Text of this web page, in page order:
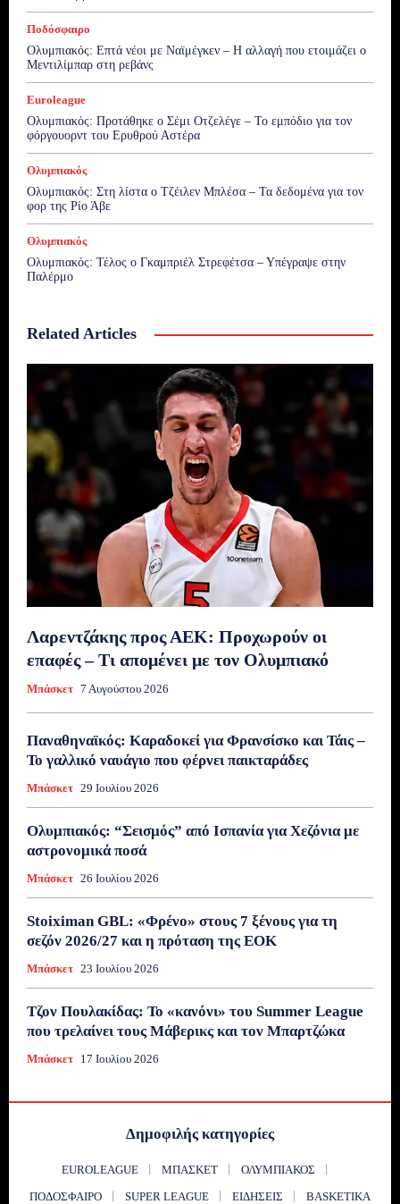
Ποδόσφαιρο
Ολυμπιακός: Επτά νέοι με Ναϊμέγκεν – Η αλλαγή που ετοιμάζει ο
Μεντιλίμπαρ στη ρεβάνς
Euroleague
Ολυμπιακός: Προτάθηκε ο Σέμι Οτζελέγε – Το εμπόδιο για τον
φόργουορντ του Ερυθρού Αστέρα
Ολυμπιακός
Ολυμπιακός: Στη λίστα ο Τζέιλεν Μπλέσα – Τα δεδομένα για τον
φορ της Ρίο Άβε
Ολυμπιακός
Ολυμπιακός: Τέλος ο Γκαμπριέλ Στρεφέτσα – Υπέγραψε στην
Παλέρμο
Related Articles
Λαρεντζάκης προς ΑΕΚ: Προχωρούν οι
επαφές – Τι απομένει με τον Ολυμπιακό
Μπάσκετ 7 Αυγούστου 2026
Παναθηναϊκός: Καραδοκεί για Φρανσίσκο και Τάις –
Το γαλλικό ναυάγιο που φέρνει παικταράδες
Μπάσκετ 29 Ιουλίου 2026
Ολυμπιακός: “Σεισμός” από Ισπανία για Χεζόνια με
αστρονομικά ποσά
Μπάσκετ 26 Ιουλίου 2026
Stoiximan GBL: «Φρένο» στους 7 ξένους για τη
σεζόν 2026/27 και η πρόταση της ΕΟΚ
Μπάσκετ 23 Ιουλίου 2026
Τζον Πουλακίδας: Το «κανόνι» του Summer League
που τρελαίνει τους Μάβερικς και τον Μπαρτζώκα
Μπάσκετ 17 Ιουλίου 2026
Δημοφιλής κατηγορίες
EUROLEAGUE ΜΠΆΣΚΕΤ
ΟΛΥΜΠΙΑΚΌΣ
ΠΟΔΌΣΦΑΙΡΟ
SUPER LEAGUE ΕΙΔΉΣΕΙΣ BASKETIKA